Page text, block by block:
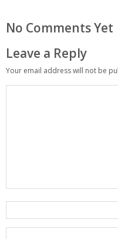
No Comments Yet
Leave a Reply
Your email address will not be